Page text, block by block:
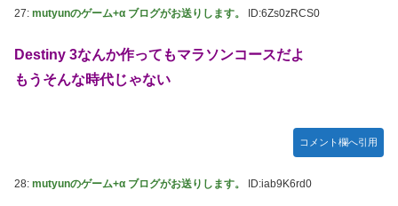
27: mutyunのゲーム+α ブログがお送りします。 ID:6Zs0zRCS0
Destiny 3なんか作ってもマラソンコースだよ
もうそんな時代じゃない
コメント欄へ引用
28: mutyunのゲーム+α ブログがお送りします。 ID:iab9K6rd0